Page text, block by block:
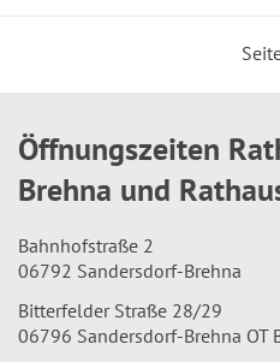
Öffnungszeiten
Brehna und
Bahnhofstraße 2
06792 Sandersdorf-Brehna
Bitterfelder Straße 28/29
06796 Sandersdorf-Brehna OT